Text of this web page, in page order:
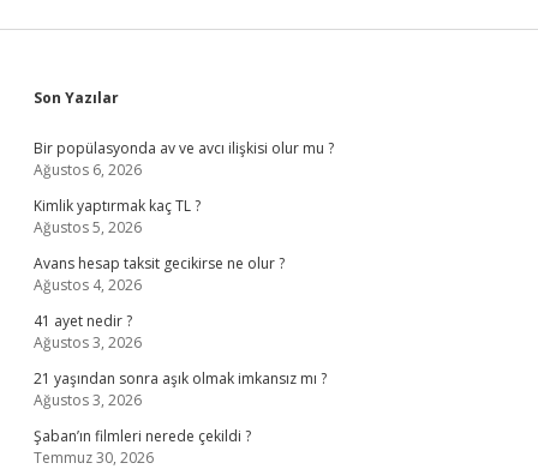
Sidebar
Son Yazılar
Bir popülasyonda av ve avcı ilişkisi olur mu ?
Ağustos 6, 2026
Kimlik yaptırmak kaç TL ?
Ağustos 5, 2026
Avans hesap taksit gecikirse ne olur ?
Ağustos 4, 2026
41 ayet nedir ?
Ağustos 3, 2026
21 yaşından sonra aşık olmak imkansız mı ?
Ağustos 3, 2026
Şaban’ın filmleri nerede çekildi ?
Temmuz 30, 2026